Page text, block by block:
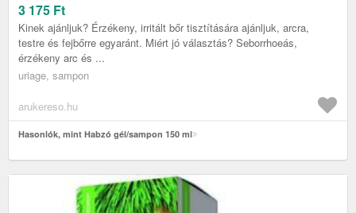
3 175 Ft
Kinek ajánljuk? Érzékeny, irritált bőr tisztítására ajánljuk, arcra,
testre és fejbőrre egyaránt. Miért jó választás? Seborrhoeás,
érzékeny arc és ...
uriage, sampon
arukereso.hu
Hasonlók, mint Habzó gél/sampon 150 ml